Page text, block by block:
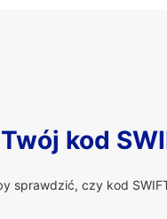
kod
sprawdzić, czy kod